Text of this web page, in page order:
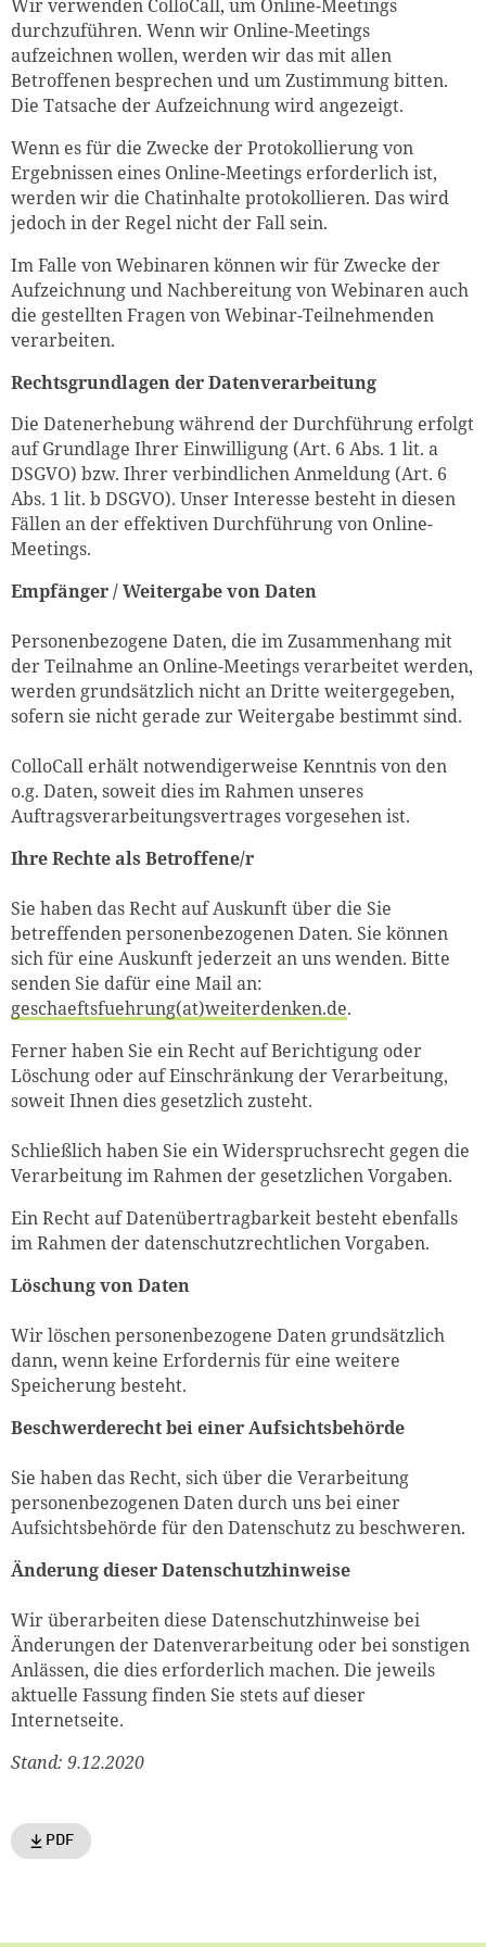
Wir verwenden ColloCall, um Online-Meetings
durchzuführen. Wenn wir Online-Meetings
aufzeichnen wollen, werden wir das mit allen
Betroffenen besprechen und um Zustimmung bitten.
Die Tatsache der Aufzeichnung wird angezeigt.
Wenn es für die Zwecke der Protokollierung von
Ergebnissen eines Online-Meetings erforderlich ist,
werden wir die Chatinhalte protokollieren. Das wird
jedoch in der Regel nicht der Fall sein.
Im Falle von Webinaren können wir für Zwecke der
Aufzeichnung und Nachbereitung von Webinaren auch
die gestellten Fragen von Webinar-Teilnehmenden
verarbeiten.
Rechtsgrundlagen der Datenverarbeitung
Die Datenerhebung während der Durchführung erfolgt
auf Grundlage Ihrer Einwilligung (Art. 6 Abs. 1 lit. a
DSGVO) bzw. Ihrer verbindlichen Anmeldung (Art. 6
Abs. 1 lit. b DSGVO). Unser Interesse besteht in diesen
Fällen an der effektiven Durchführung von Online-
Meetings.
Empfänger / Weitergabe von Daten
Personenbezogene Daten, die im Zusammenhang mit
der Teilnahme an Online-Meetings verarbeitet werden,
werden grundsätzlich nicht an Dritte weitergegeben,
sofern sie nicht gerade zur Weitergabe bestimmt sind.
ColloCall erhält notwendigerweise Kenntnis von den
o.g. Daten, soweit dies im Rahmen unseres
Auftragsverarbeitungsvertrages vorgesehen ist.
Ihre Rechte als Betroffene/r
Sie haben das Recht auf Auskunft über die Sie
betreffenden personenbezogenen Daten. Sie können
sich für eine Auskunft jederzeit an uns wenden. Bitte
senden Sie dafür eine Mail an:
geschaeftsfuehrung(at)weiterdenken.de.
Ferner haben Sie ein Recht auf Berichtigung oder
Löschung oder auf Einschränkung der Verarbeitung,
soweit Ihnen dies gesetzlich zusteht.
Schließlich haben Sie ein Widerspruchsrecht gegen die
Verarbeitung im Rahmen der gesetzlichen Vorgaben.
Ein Recht auf Datenübertragbarkeit besteht ebenfalls
im Rahmen der datenschutzrechtlichen Vorgaben.
Löschung von Daten
Wir löschen personenbezogene Daten grundsätzlich
dann, wenn keine Erfordernis für eine weitere
Speicherung besteht.
Beschwerderecht bei einer Aufsichtsbehörde
Sie haben das Recht, sich über die Verarbeitung
personenbezogenen Daten durch uns bei einer
Aufsichtsbehörde für den Datenschutz zu beschweren.
Änderung dieser Datenschutzhinweise
Wir überarbeiten diese Datenschutzhinweise bei
Änderungen der Datenverarbeitung oder bei sonstigen
Anlässen, die dies erforderlich machen. Die jeweils
aktuelle Fassung finden Sie stets auf dieser
Internetseite.
Stand: 9.12.2020
PDF
Zum Warenkorb
weiter lesen Zum Warenkorb